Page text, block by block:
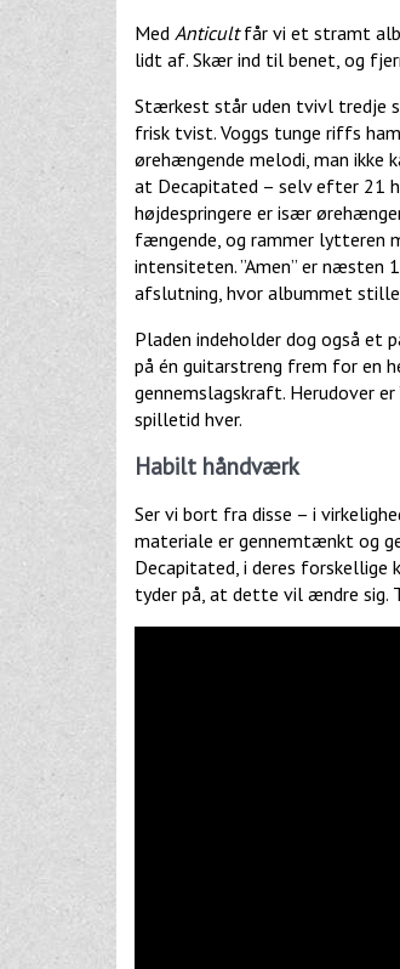
Med Anticultfår vi et stramt
lidt af. Skær ind til benet, og
Stærkest står uden tvivl tredje
frisk tvist. Voggs tunge riffs
ørehængende melodi, man ikke
at Decapitated – selv efter 21
højdespringere er især
fængende, og rammer lytteren
intensiteten. ”Amen” er
afslutning, hvor albummet
Pladen indeholder dog også et
på én guitarstreng frem for en
gennemslagskraft. Herudover
spilletid hver.
Habilt håndværk
Ser vi bort fra disse – i
materiale er gennemtænkt og
Decapitated, i deres
tyder på, at dette vil ændre sig.